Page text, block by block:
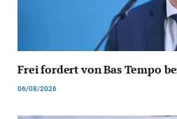
Frei fordert von Bas Tempo
06/08/2026